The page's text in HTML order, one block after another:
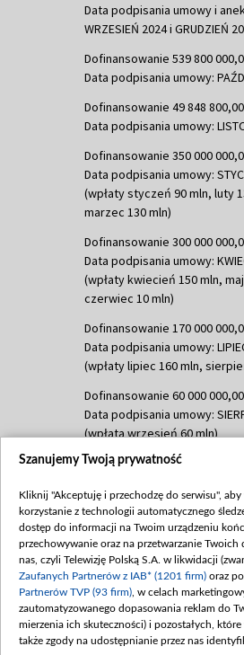
Data podpisania umowy i
WRZESIEŃ 2024 i GRUDZIEŃ
Dofinansowanie 539 800
Data podpisania umowy:
Dofinansowanie 49 848 800,00
Data podpisania umowy:
Dofinansowanie 350 000
Data podpisania umowy:
(wpłaty styczeń 90 mln, luty
marzec 130 mln)
Dofinansowanie 300 000
Data podpisania umowy:
(wpłaty kwiecień 150 mln,
czerwiec 10 mln)
Dofinansowanie 170 000
Data podpisania umowy:
(wpłaty lipiec 160 mln,
Dofinansowanie 60 000 000,00
Data podpisania umowy:
(wpłata wrzesień 60 mln)
Dofinansowanie 635 783 051,21
(wpłata wrzesień 100 mln,
mln, listopad 265 mln)
Dofinansowanie 48 862
Data podpisania umowy:
(wpłata grudzień 60,548 mln)
Dofinansowanie 900 000
Data podpisania umowy:
Szanujemy Twoją prywatność
Kliknij "Akceptuję i przechodzę do serwisu",
korzystanie z technologii automatycznego
dostęp do informacji na Twoim urządzeniu
przechowywanie oraz na przetwarzanie Twoich
nas, czyli Telewizję Polską S.A. w likwidacji
Zaufanych Partnerów z IAB* (1201 firm) oraz
Partnerów TVP (93 firm) , w celach
zautomatyzowanego dopasowania reklam do
mierzenia ich skuteczności) i pozostałych,
także zgody na udostępnianie przez nas